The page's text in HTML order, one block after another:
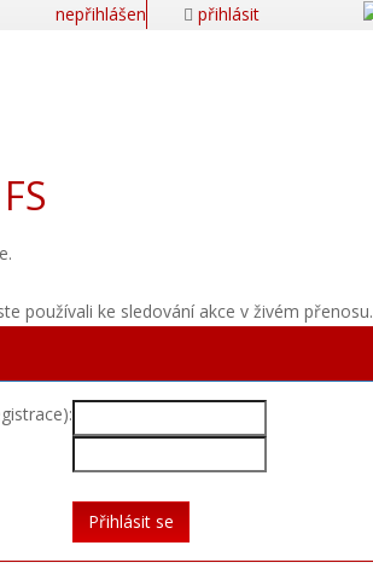
nepřihlášen přihlásit
používali ke sledování akce v živém přenosu.